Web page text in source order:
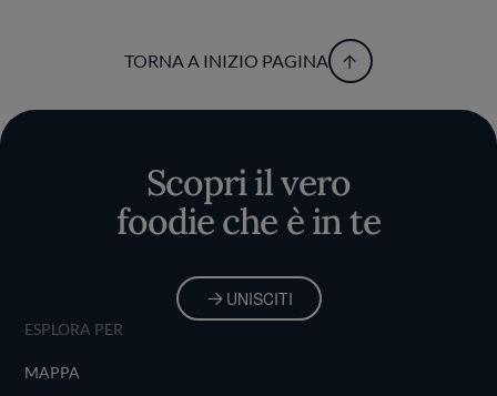
TORNA A INIZIO PAGINA
Scopri il vero
foodie che è in te
UNISCITI
ESPLORA PER
MAPPA